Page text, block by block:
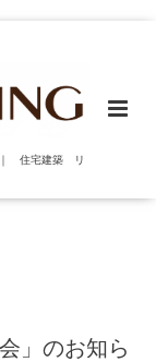
｜ 住宅建築 リ
」のお知ら